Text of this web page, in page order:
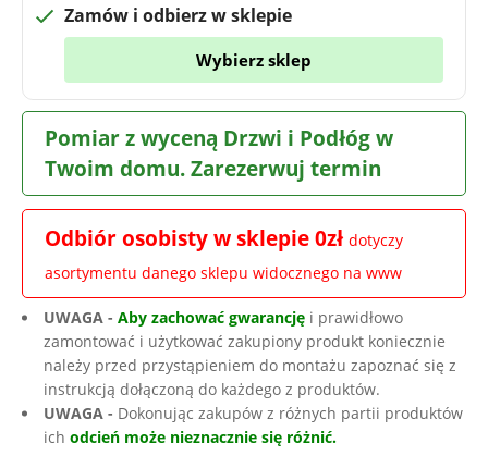
Zamów i odbierz w sklepie
Wybierz sklep
Pomiar z wyceną Drzwi i Podłóg w
Twoim domu. Zarezerwuj termin
Odbiór osobisty w sklepie 0zł dotyczy
asortymentu danego sklepu widocznego na www
UWAGA - Aby zachować gwarancję i prawidłowo
zamontować i użytkować zakupiony produkt koniecznie
należy przed przystąpieniem do montażu zapoznać się z
instrukcją dołączoną do każdego z produktów.
UWAGA - Dokonując zakupów z różnych partii produktów
ich odcień może nieznacznie się różnić.